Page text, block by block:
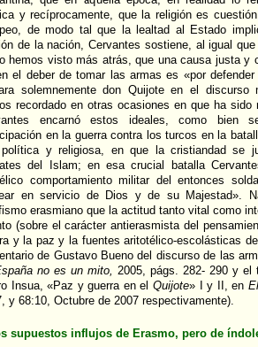
y recíprocamente, que la religión es
de modo tal que la lealtad al Estado
de la nación, Cervantes sostiene, al igual
hemos visto más atrás, que una causa justa y
el deber de tomar las armas es «por
solemnemente don Quijote en el discurso
recordado en otras ocasiones en que ha
encarnó estos ideales, como bien
en la guerra contra los turcos en la
y religiosa, en que la cristiandad se
del Islam; en esa crucial batalla
comportamiento militar del entonces
en servicio de Dios y de su Majestad».
erasmiano que la actitud tanto vital como
(sobre el carácter antierasmista del
y la paz y la fuentes aritotélico-escolásticas
de Gustavo Bueno del discurso de las
no es un mito, 2005, págs. 282- 290 y el
Insua, «Paz y guerra en el Quijote» I y II, en
y 68:10, Octubre de 2007 respectivamente).
supuestos influjos de Erasmo, pero de